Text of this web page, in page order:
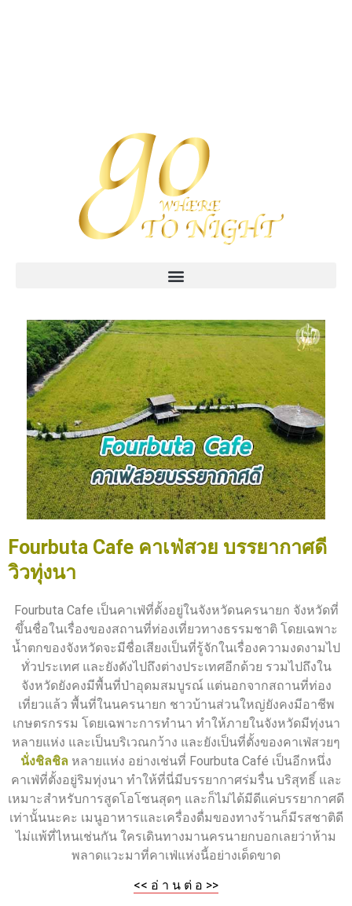
Fourbuta Cafe คาเฟ่สวย บรรยากาศดี
วิวทุ่งนา
Fourbuta Cafe เป็นคาเฟ่ที่ตั้งอยู่ในจังหวัดนครนายก จังหวัดที่
ขึ้นชื่อในเรื่องของสถานที่ท่องเที่ยวทางธรรมชาติ โดยเฉพาะ
น้ำตกของจังหวัดจะมีชื่อเสียงเป็นที่รู้จักในเรื่องความงดงามไป
ทั่วประเทศ และยังดังไปถึงต่างประเทศอีกด้วย รวมไปถึงใน
จังหวัดยังคงมีพื้นที่ป่าอุดมสมบูรณ์ แต่นอกจากสถานที่ท่อง
เที่ยวแล้ว พื้นที่ในนครนายก ชาวบ้านส่วนใหญ่ยังคงมีอาชีพ
เกษตรกรรม โดยเฉพาะการทำนา ทำให้ภายในจังหวัดมีทุ่งนา
หลายแห่ง และเป็นบริเวณกว้าง และยังเป็นที่ตั้งของคาเฟ่สวยๆ
นั่งชิลชิล หลายแห่ง อย่างเช่นที่ Fourbuta Café เป็นอีกหนึ่ง
คาเฟ่ที่ตั้งอยู่ริมทุ่งนา ทำให้ที่นี่มีบรรยากาศร่มรื่น บริสุทธิ์ และ
เหมาะสำหรับการสูดโอโซนสุดๆ และก็ไม่ได้มีดีแค่บรรยากาศดี
เท่านั้นนะคะ เมนูอาหารและเครื่องดื่มของทางร้านก็มีรสชาติดี
ไม่แพ้ที่ไหนเช่นกัน ใครเดินทางมานครนายกบอกเลยว่าห้าม
พลาดแวะมาที่คาเฟ่แห่งนี้อย่างเด็ดขาด
<< อ่ า น ต่ อ >>